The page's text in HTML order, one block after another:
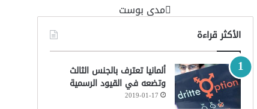
‏مدى بوست‏
الأكثر قراءة
ألمانيا تعترف بالجنس الثالث
وتضعه في القيود الرسمية
2019-01-17